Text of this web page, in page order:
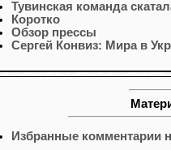
Тувинская команда
Коротко
Обзор прессы
Сергей Конвиз: Мира в
Избранные комментарии